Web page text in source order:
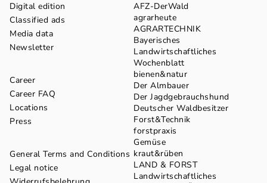
Digital edition
Classified ads
Media data
Newsletter
Career
Career FAQ
Locations
Press
General Terms and Conditions
Legal notice
AFZ-DerWald
agrarheute
AGRARTECHNIK
Bayerisches
Landwirtschaftliches
Wochenblatt
bienen&natur
Der Almbauer
Der Jagdgebrauchshund
Deutscher Waldbesitzer
Forst&Technik
forstpraxis
Gemüse
kraut&rüben
LAND & FORST
Landwirtschaftliches